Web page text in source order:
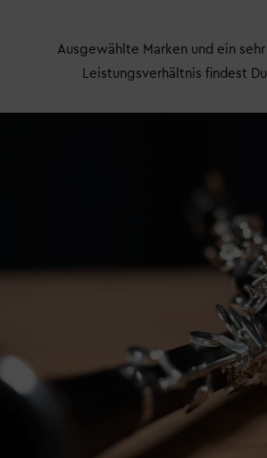
Ausgewählte Marken und ein
Leistungsverhältnis findest